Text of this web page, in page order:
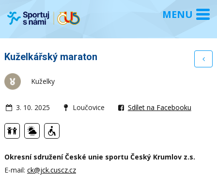
Kuželkářský maraton
Kuželky
3. 10. 2025 Loučovice Sdílet na Facebooku
Okresní sdružení České unie sportu Český Krumlov z.s.
E-mail: ck@jck.cuscz.cz